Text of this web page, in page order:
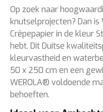
Op zoek naar
knutselprojecten? Dan
Crêpepapier in de kleur
hebt. Dit Duitse
kleurvastheid en
50 x 250 cm en een
WEROLA® voldoende
behoeften.